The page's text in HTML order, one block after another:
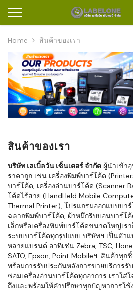
Home สินค้าของเรา
สินค้าของเรา
บริษัท เลเบิ้ลวัน เซ็นเตอร์ จำกัด ผู้นำเข้า
ราคาถูก เช่น เครื่องพิมพ์บาร์โค้ด
บาร์โค้ด, เครื่องอ่านบาร์โค้ด (Scanner
โค้ดไร้สาย (HandHeld Mobile
Thermal Printer), โปรแกรมออกแบบบา
ฉลากพิมพ์บาร์โค้ด, ผ้าหมึกริบบอนบาร์โ
เล็กหรือเครื่องพิมพ์บาร์โค้ดขนาดใหญ่เร
ระบบบาร์โค้ดทุกรูปแบบ บริษัทฯ เป็นตัว
หลายแบรนด์ อาทิเช่น Zebra, TSC,
SATO, Epson, Point Mobileฯ. สินค้าทุ
พร้อมการรับประกันหลังการขายบริการรั
ซ่อมเครื่องอ่านบาร์โค้ดทุกอาการ เราใส่
ถึงและพร้อมให้คำปรึกษาทุกปัญหาการใช้